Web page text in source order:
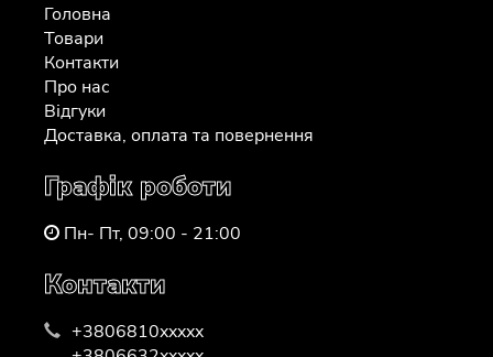
Головна
Товари
Контакти
Про нас
Відгуки
Доставка, оплата та повернення
Графік роботи
Пн- Пт, 09:00 - 21:00
Контакти
+3806810xxxxx